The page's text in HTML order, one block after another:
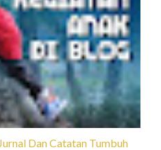
Dan Catatan Tumbuh